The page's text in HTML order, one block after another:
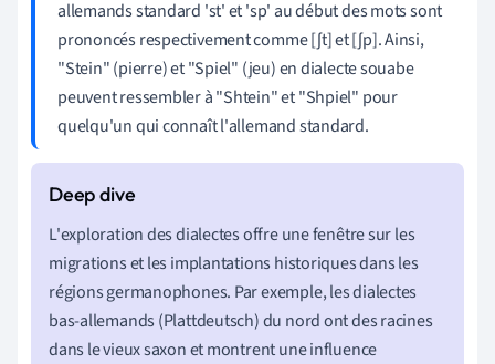
allemands standard 'st' et 'sp' au début des mots sont
prononcés respectivement comme [ʃt] et [ʃp]. Ainsi,
"Stein" (pierre) et "Spiel" (jeu) en dialecte souabe
peuvent ressembler à "Shtein" et "Shpiel" pour
quelqu'un qui connaît l'allemand standard.
L'exploration des dialectes offre une fenêtre sur les
migrations et les implantations historiques dans les
régions germanophones. Par exemple, les dialectes
bas-allemands (Plattdeutsch) du nord ont des racines
dans le vieux saxon et montrent une influence